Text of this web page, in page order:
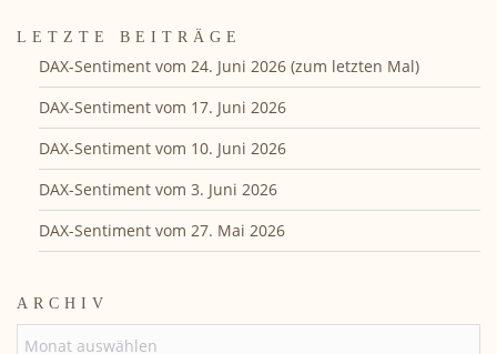
LETZTE BEITRÄGE
DAX-Sentiment vom 24. Juni 2026 (zum letzten Mal)
DAX-Sentiment vom 17. Juni 2026
DAX-Sentiment vom 10. Juni 2026
DAX-Sentiment vom 3. Juni 2026
DAX-Sentiment vom 27. Mai 2026
ARCHIV